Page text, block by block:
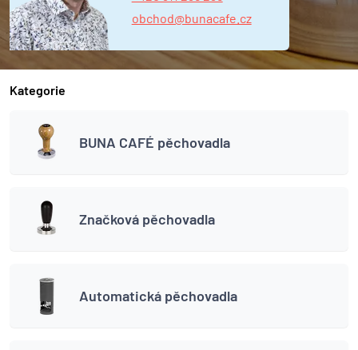
obchod@bunacafe.cz
Kategorie
BUNA CAFÉ pěchovadla
Značková pěchovadla
Automatická pěchovadla